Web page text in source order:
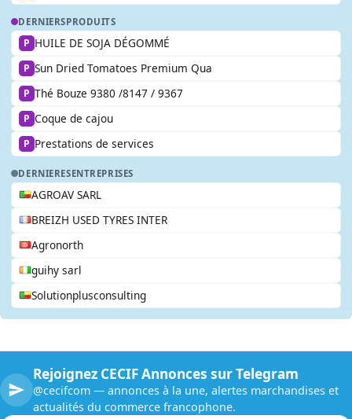
DERNIERSPRODUITS
P HUILE DE SOJA DÉGOMMÉ
P Sun Dried Tomatoes Premium Qua
P Thé Bouze 9380 /8147 / 9367
P Coque de cajou
P Prestations de services
DERNIERESENTREPRISES
AGROAV SARL
BREIZH USED TYRES INTER
Agronorth
guihy sarl
Solutionplusconsulting
Rejoignez CECIF Annonces sur Telegram
@cecifcom — annonces à la une, alertes marchandises et
actualités du commerce francophone.